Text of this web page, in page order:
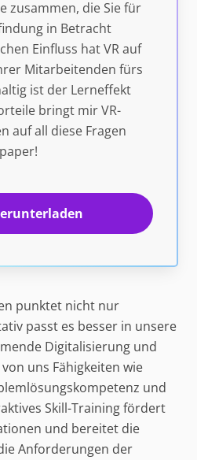
zusammen, die Sie für
in Betracht
Einfluss hat VR auf
Mitarbeitenden fürs
ist der Lerneffekt
bringt mir VR-
auf all diese Fragen
punktet nicht nur
passt es besser in unsere
Digitalisierung und
uns Fähigkeiten wie
und
Skill-Training fördert
und bereitet die
Anforderungen der